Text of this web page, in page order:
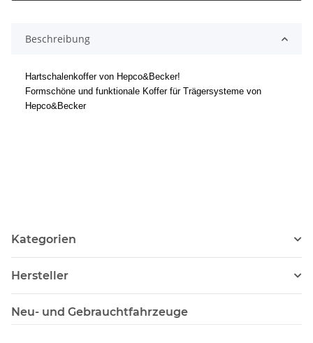
Beschreibung
Hartschalenkoffer von Hepco&Becker!
Formschöne und funktionale Koffer für Trägersysteme von
Hepco&Becker
Kategorien
Hersteller
Neu- und Gebrauchtfahrzeuge